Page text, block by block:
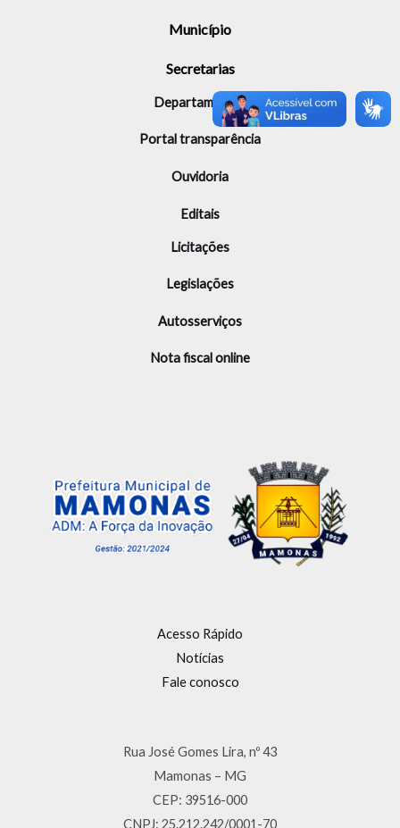
Município
Secretarias
Departamentos
Portal transparência
Ouvidoria
Editais
Licitações
Legislações
Autosserviços
Nota fiscal online
Acesso Rápido
Notícias
Fale conosco
Rua José Gomes Lira, nº 43
Mamonas – MG
CEP: 39516-000
CNPJ: 25.212.242/0001-70